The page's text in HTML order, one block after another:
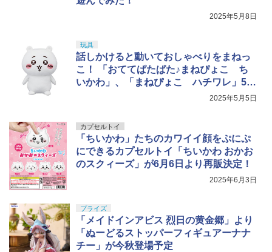
2025年5月8日
玩具
話しかけると動いておしゃべりをまねっ
こ！ 「おててぱたぱた♪まねぴょこ ち
いかわ」、「まねぴょこ ハチワレ」5月
2025年5月5日
カプセルトイ
「ちいかわ」たちのカワイイ顔をぷにぷ
にできるカプセルトイ「ちいかわ おかお
のスクィーズ」が6月6日より再販決定！
2025年6月3日
プライズ
「メイドインアビス 烈日の黄金郷」より
「ぬーどるストッパーフィギュアーナナ
チー」が今秋登場予定